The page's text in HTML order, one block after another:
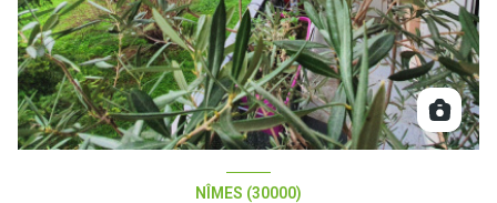
NÎMES (30000)